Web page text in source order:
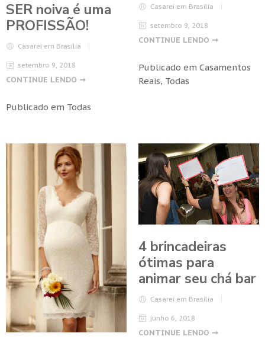
SER noiva é uma
PROFISSÃO!
Casarei em Brasilia
setembro 9, 2018
CONTINUE LENDO ➞
Publicado em Todas
Casarei em Brasilia
setembro 9, 2018
CONTINUE LENDO ➞
Publicado em Casamentos
Reais, Todas
4 brincadeiras
ótimas para
animar seu chá bar
Casarei em Brasilia
junho 6, 2018
CONTINUE LENDO ➞